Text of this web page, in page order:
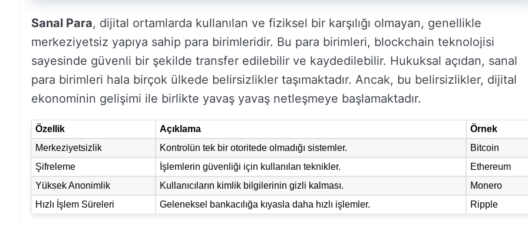
Sanal Para, dijital ortamlarda kullanılan ve fiziksel bir karşılığı olmayan, genellikle
merkeziyetsiz yapıya sahip para birimleridir. Bu para birimleri, blockchain teknolojisi
sayesinde güvenli bir şekilde transfer edilebilir ve kaydedilebilir. Hukuksal açıdan, sanal
para birimleri hala birçok ülkede belirsizlikler taşımaktadır. Ancak, bu belirsizlikler, dijital
ekonominin gelişimi ile birlikte yavaş yavaş netleşmeye başlamaktadır.
Özellik Açıklama
Örnek
Merkeziyetsizlik
Kontrolün tek bir otoritede olmadığı sistemler.
Bitcoin
Şifreleme
İşlemlerin güvenliği için kullanılan teknikler.
Ethereum
Yüksek Anonimlik
Kullanıcıların kimlik bilgilerinin gizli kalması.
Monero
Hızlı İşlem Süreleri
Geleneksel bankacılığa kıyasla daha hızlı işlemler. Ripple